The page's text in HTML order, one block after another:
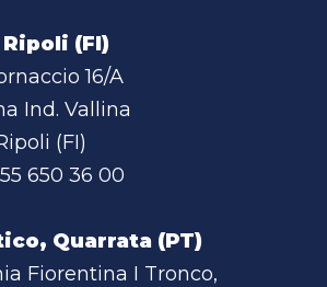
(FI)
16/A
Ind. Vallina
(FI)
650 36 00
Quarrata (PT)
Fiorentina I Tronco,